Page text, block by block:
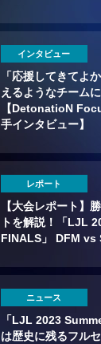
インタビュー
「応援してきてよ
えるようなチーム
【DetonatioN
手インタビュー】
レポート
【大会レポート】
トを解説！「LJL
FINALS」 DFM vs
ニュース
「LJL 2023
は歴史に残るフル